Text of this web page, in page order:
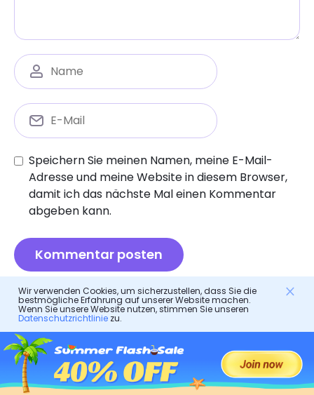
Speichern Sie meinen Namen, meine E-Mail-
Adresse und meine Website in diesem Browser,
damit ich das nächste Mal einen Kommentar
abgeben kann.
Elterliche Kontrolle
Ist Holla sicher für zufälligen Video -Chat: Eine
ultimative Bewertung
Scoopz App Review: Funktionen, Sicherheit und
Wir verwenden Cookies, um sicherzustellen, dass Sie die
bestmögliche Erfahrung auf unserer Website machen.
Wenn Sie unsere Website nutzen, stimmen Sie unseren
Datenschutzrichtliniezu.